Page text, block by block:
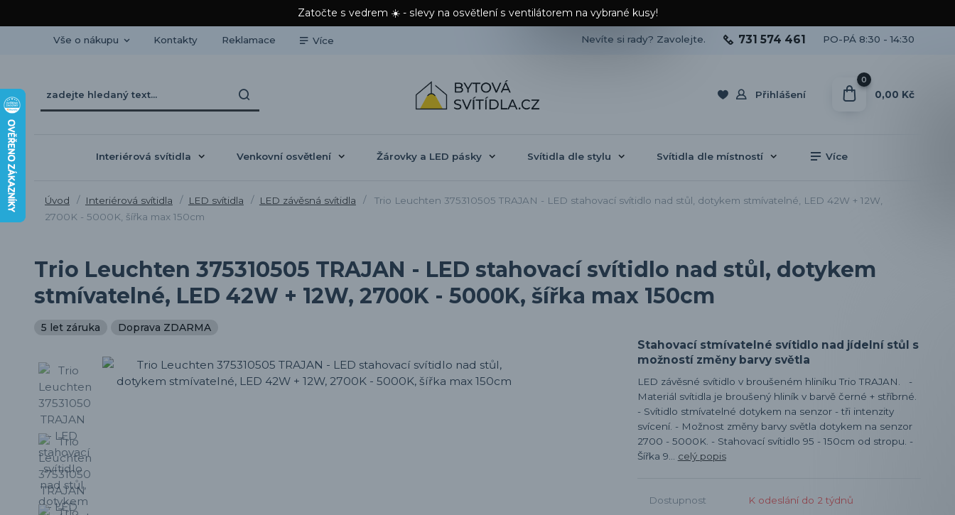
Zatočte s vedrem ☀️ - slevy na osvětlení s ventilátorem na vybrané kusy!
Vše o nákupu Kontakty Reklamace Více
Přihlášení
Nevíte si rady? Zavolejte. 731 574 461 PO-PÁ 8:30 - 14:30
0
0,00 Kč
Interiérová svítidla Venkovní osvětlení Žárovky a LED pásky Svítidla dle stylu Svítidla dle místností Více
Úvod Interiérová svítidla LED svítidla LED závěsná svítidla
Trio Leuchten 375310505 TRAJAN - LED stahovací svítidlo nad stůl, dotykem stmívatelné, LED 42W + 12W,
2700K - 5000K, šířka max 150cm
Trio Leuchten 375310505 TRAJAN - LED stahovací svítidlo nad stůl, dotykem
stmívatelné, LED 42W + 12W, 2700K - 5000K, šířka max 150cm
5 let záruka Doprava ZDARMA
Stahovací stmívatelné svítidlo nad jídelní stůl s
možností změny barvy světla
LED závěsné svítidlo v broušeném hliníku Trio TRAJAN. -
Materiál svítidla je broušený hliník v barvě černé + stříbrné.
- Svítidlo stmívatelné dotykem na senzor - tři intenzity
svícení. - Možnost změny barvy světla dotykem na senzor
2700 - 5000K. - Stahovací svítidlo 95 - 150cm od stropu. -
Šířka 9... celý popis
Dostupnost K odeslání do 2 týdnů